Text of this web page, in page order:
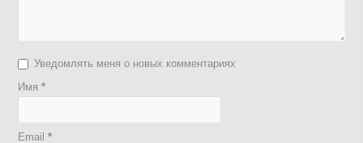
Уведомлять меня о новых комментариях
Имя*
Email*